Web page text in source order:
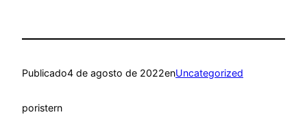
Publicado4 de agosto de 2022enUncategorized
poristern